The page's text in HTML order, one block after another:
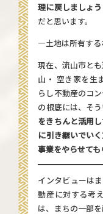
理に戻しましょう
だと思います。
—土地は所有する
現在、流山市と
山・ 空き家を生
らし不動産のコ
の根底には、そ
をきちんと活用
に引き継いでい
事業をやらせても
インタビューは
動産に対する考
は、まちの一部